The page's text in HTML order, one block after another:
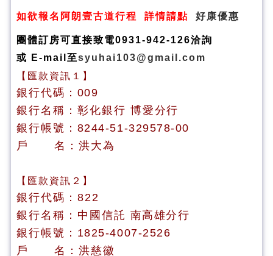
如欲報名阿朗壹古道行程 詳情請點 好康優惠
團體訂房可直接致電0931-942-126洽詢
或 E-mail至syuhai103@gmail.com
【匯款資訊１】
銀行代碼： 009
銀行名稱：彰化銀行 博愛分行
銀行帳號： 8244-51-329578-00
戶 名：洪大為
【匯款資訊２】
銀行代碼： 822
銀行名稱：中國信託 南高雄分行
銀行帳號： 1825-4007-2526
戶 名：洪慈徽